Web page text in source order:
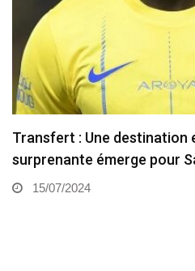
Transfert : Une destination
surprenante émerge pour
15/07/2024